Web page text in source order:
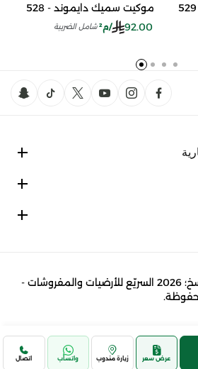
عرض سعر زيارة مندوب واتساب اتصال
موكيت سميك دايموند - 528
92.00
/م² شامل الضريبة
حقوق الطبع والنشر والنسخ؛ 2026 السريّع للأرضيات والمفروشات -